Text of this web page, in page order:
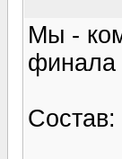
Мы -
финала
Состав: